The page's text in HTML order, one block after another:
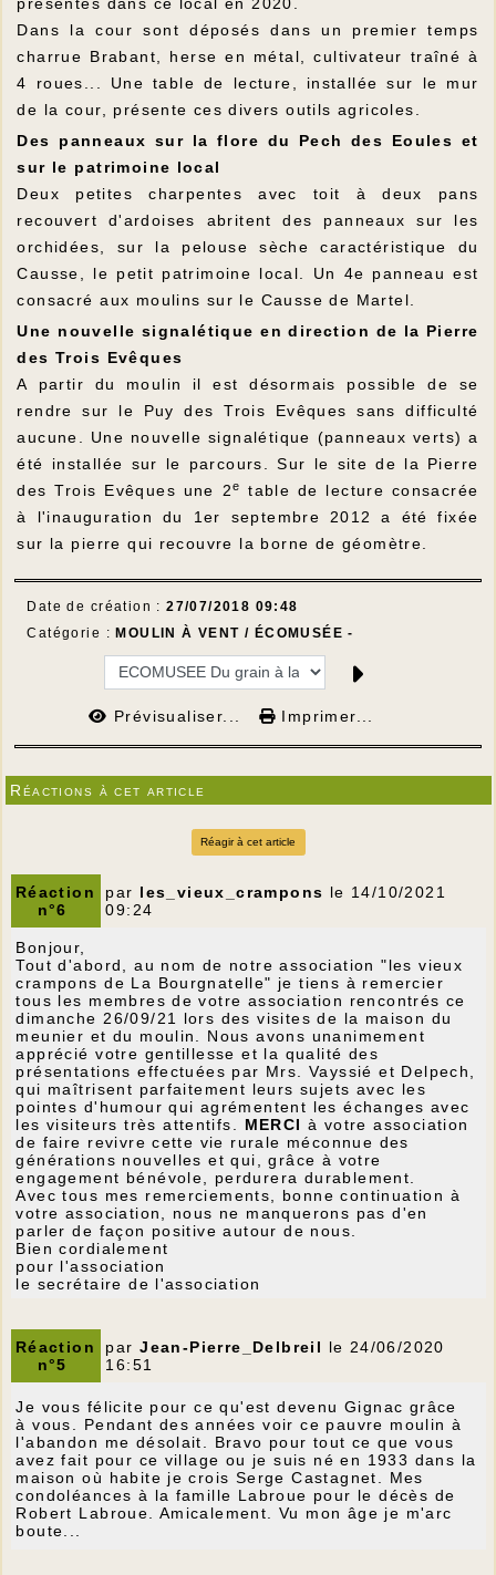
Dans la cour sont déposés dans un premier temps
charrue Brabant, herse en métal, cultivateur traîné à
4 roues... Une table de lecture, installée sur le mur
de la cour, présente ces divers outils agricoles.
Des panneaux sur la flore du Pech des Eoules et
sur le patrimoine local
Deux petites charpentes avec toit à deux pans
recouvert d'ardoises abritent des panneaux sur les
orchidées, sur la pelouse sèche caractéristique du
Causse, le petit patrimoine local. Un 4e panneau est
consacré aux moulins sur le Causse de Martel.
Une nouvelle signalétique en direction de la Pierre
des Trois Evêques
A partir du moulin il est désormais possible de se
rendre sur le Puy des Trois Evêques sans difficulté
aucune. Une nouvelle signalétique (panneaux verts) a
été installée sur le parcours. Sur le site de la Pierre
des Trois Evêques une 2e
table de lecture consacrée
à l'inauguration du 1er septembre 2012 a été fixée
sur la pierre qui recouvre la borne de géomètre.
Date de création :27/07/2018 09:48
Catégorie :MOULIN À VENT / ÉCOMUSÉE -
Prévisualiser... Imprimer...
Réactions à cet article
Réagir à cet article
Réaction
n°6
par les_vieux_crampons le 14/10/2021
09:24
Bonjour,
Tout d'abord, au nom de notre association "les vieux
crampons de La Bourgnatelle" je tiens à remercier
tous les membres de votre association rencontrés ce
dimanche 26/09/21 lors des visites de la maison du
meunier et du moulin. Nous avons unanimement
apprécié votre gentillesse et la qualité des
présentations effectuées par Mrs. Vayssié et Delpech,
qui maîtrisent parfaitement leurs sujets avec les
pointes d'humour qui agrémentent les échanges avec
les visiteurs très attentifs.
MERCI à votre association
de faire revivre cette vie rurale méconnue des
générations nouvelles et qui, grâce à votre
engagement bénévole, perdurera durablement.
Avec tous mes remerciements, bonne continuation à
votre association, nous ne manquerons pas d'en
parler de façon positive autour de nous.
Bien cordialement
pour l'association
le secrétaire de l'association
Réaction
n°5
parJean-Pierre_Delbreil le 24/06/2020
16:51
Je vous félicite pour ce qu'est devenu Gignac grâce
à vous. Pendant des années voir ce pauvre moulin à
l'abandon me désolait. Bravo pour tout ce que vous
avez fait pour ce village ou je suis né en 1933 dans la
maison où habite je crois Serge Castagnet. Mes
condoléances à la famille Labroue pour le décès de
Robert Labroue. Amicalement. Vu mon âge je m'arc
boute...